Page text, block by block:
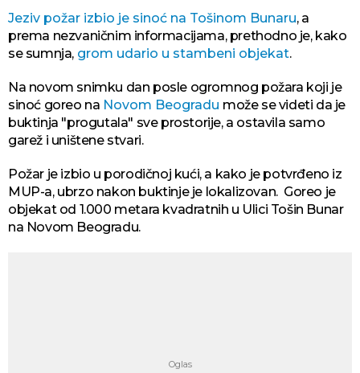
Jeziv požar izbio je sinoć na Tošinom Bunaru, a
prema nezvaničnim informacijama, prethodno je, kako
se sumnja, grom udario u stambeni objekat.
Na novom snimku dan posle ogromnog požara koji je
sinoć goreo na Novom Beogradu može se videti da je
buktinja "progutala" sve prostorije, a ostavila samo
garež i uništene stvari.
Požar je izbio u porodičnoj kući, a kako je potvrđeno iz
MUP-a, ubrzo nakon buktinje je lokalizovan. Goreo je
objekat od 1.000 metara kvadratnih u Ulici Tošin Bunar
na Novom Beogradu.